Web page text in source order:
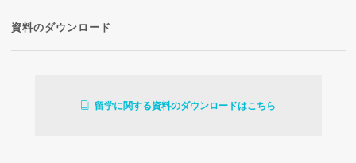
資料のダウンロード
留学に関する資料のダウンロードはこちら